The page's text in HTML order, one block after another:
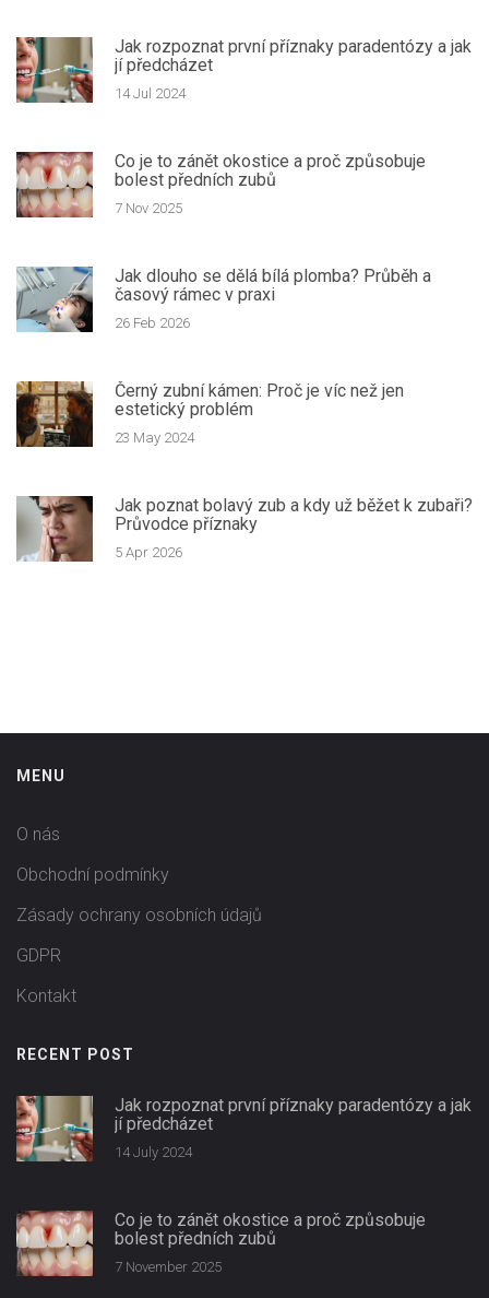
Jak rozpoznat první příznaky paradentózy a jak
jí předcházet
14 Jul 2024
Co je to zánět okostice a proč způsobuje
bolest předních zubů
7 Nov 2025
Jak dlouho se dělá bílá plomba? Průběh a
časový rámec v praxi
26 Feb 2026
Černý zubní kámen: Proč je víc než jen
estetický problém
23 May 2024
Jak poznat bolavý zub a kdy už běžet k zubaři?
Průvodce příznaky
5 Apr 2026
MENU
O nás
Obchodní podmínky
Zásady ochrany osobních údajů
GDPR
Kontakt
RECENT POST
Jak rozpoznat první příznaky paradentózy a jak
jí předcházet
14 July 2024
Co je to zánět okostice a proč způsobuje
bolest předních zubů
7 November 2025